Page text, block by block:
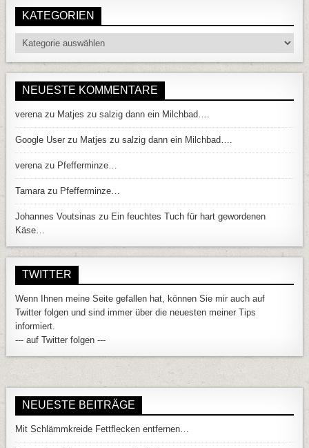
KATEGORIEN
Kategorien
NEUESTE KOMMENTARE
verenazu Matjes zu salzig dann ein Milchbad….
Google User zu Matjes zu salzig dann ein Milchbad….
verenazu Pfefferminze…
Tamarazu Pfefferminze…
Johannes Voutsinas zu Ein feuchtes Tuch für hart gewordenen
Käse…
TWITTER
Wenn Ihnen meine Seite gefallen hat, können Sie mir auch auf
Twitter folgen und sind immer über die neuesten meiner Tips
informiert.
--- auf Twitter folgen ---
NEUESTE BEITRÄGE
Mit Schlämmkreide Fettflecken entfernen…